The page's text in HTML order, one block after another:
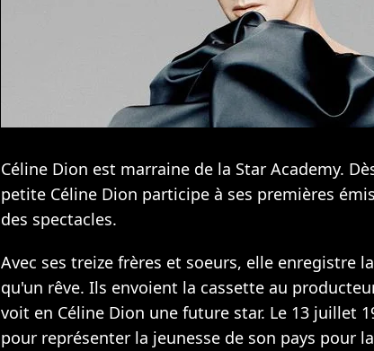
Céline Dion est marraine de la Star Academy.
petite Céline Dion participe à ses premières
des spectacles.
Avec ses treize frères et soeurs, elle enregistre
qu'un rêve. Ils envoient la cassette au
voit en Céline Dion une future star. Le 13 juillet
pour représenter la jeunesse de son pays pour